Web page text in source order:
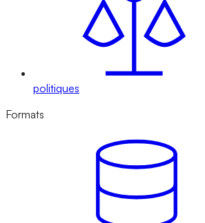
politiques
Formats